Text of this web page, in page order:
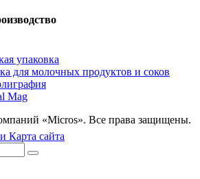
упаковка
для молочных продуктов и соков
Mag
«Micros». Все права защищены.
Карта сайта